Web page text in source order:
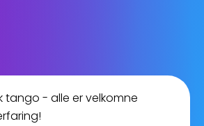
tango - alle er velkomne